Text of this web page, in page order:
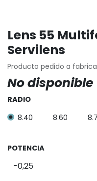
Lens 55
Servilens
Producto pedido a
No disponible
RADIO
8.40
8.60
POTENCIA